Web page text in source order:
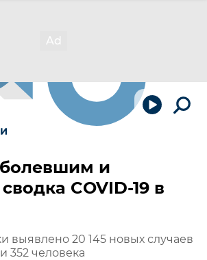
и
COVID-19 в
выявлено 20 145 новых случаев
352 человека